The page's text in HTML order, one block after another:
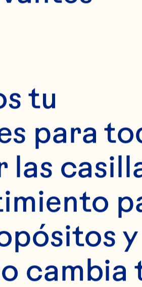
calorías
1 oz de
frutos
tu
para
las
y
cambia